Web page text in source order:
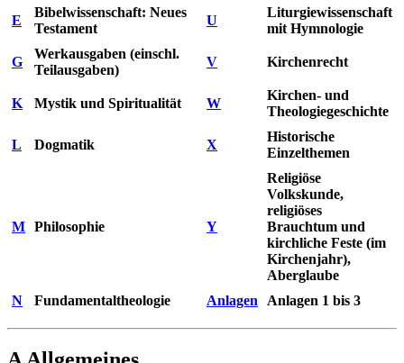
E
Bibelwissenschaft: Neues
Testament
U
Liturgiewissenschaft
mit Hymnologie
G
Werkausgaben (einschl.
Teilausgaben)
V Kirchenrecht
K Mystik und Spiritualität W
Kirchen- und
Theologiegeschichte
L Dogmatik X
Historische
Einzelthemen
M Philosophie Y
Religiöse
Volkskunde,
religiöses
Brauchtum und
kirchliche Feste (im
Kirchenjahr),
Aberglaube
N
Fundamentaltheologie Anlagen Anlagen 1 bis 3